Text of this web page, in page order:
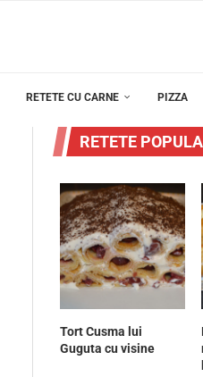
RETETE CU CARNE PIZZA
RETETE
Tort Cusma lui
Guguta cu visine